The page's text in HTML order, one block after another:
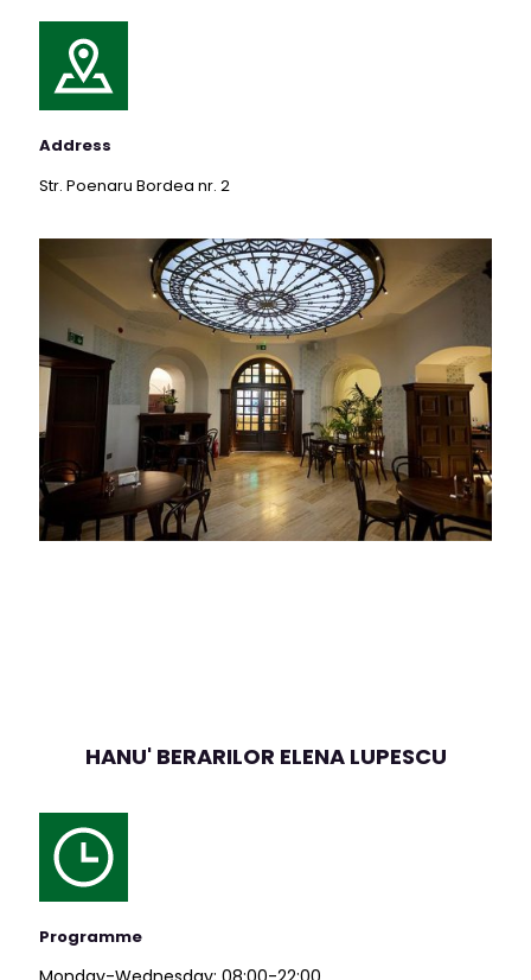
Address
Str. Poenaru Bordea nr. 2
HANU' BERARILOR ELENA LUPESCU
Programme